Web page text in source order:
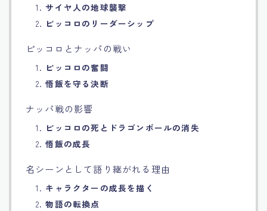
1. サイヤ人の地球襲撃
2. ピッコロのリーダーシップ
ピッコロとナッパの戦い
1. ピッコロの奮闘
2.悟飯を守る決断
ナッパ戦の影響
1. ピッコロの死とドラゴンボールの消失
2.悟飯の成長
名シーンとして語り継がれる理由
1. キャラクターの成長を描く
2.物語の転換点